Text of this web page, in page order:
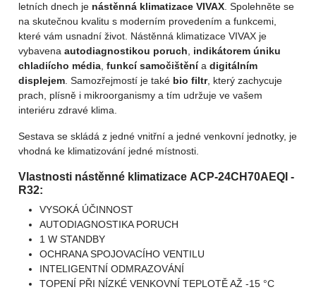
letních dnech je nástěnná klimatizace VIVAX. Spolehněte se
na skutečnou kvalitu s moderním provedením a funkcemi,
které vám usnadní život. Nástěnná klimatizace VIVAX je
vybavenaautodiagnostikou poruch, indikátorem úniku
chladiícho média,funkcí samočištěníadigitálním
displejem. Samozřejmostí je také bio filtr, který zachycuje
prach, plísně i mikroorganismy a tím udržuje ve vašem
interiéru zdravé klima.
Sestava se skládá z jedné vnitřní a jedné venkovní jednotky, je
vhodná ke klimatizování jedné místnosti.
Vlastnosti nástěnné klimatizace ACP-24CH70AEQI -
R32:
VYSOKÁ ÚČINNOST
AUTODIAGNOSTIKA PORUCH
1 W STANDBY
OCHRANA SPOJOVACÍHO VENTILU
INTELIGENTNÍ ODMRAZOVÁNÍ
TOPENÍ PŘI NÍZKÉ VENKOVNÍ TEPLOTĚ AŽ -15 °C